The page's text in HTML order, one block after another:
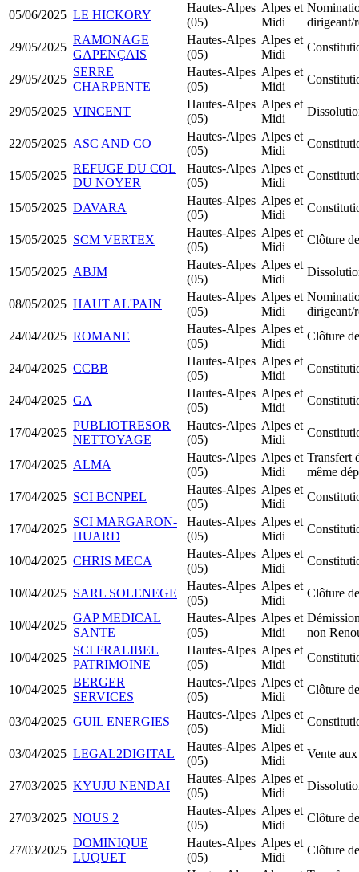
05/06/2025 LE HICKORY
Hautes-Alpes
(05)
Alpes et
Midi
dirigeant/
29/05/2025
RAMONAGE
GAPENÇAIS
Hautes-Alpes
(05)
Alpes et
Midi
29/05/2025
SERRE
CHARPENTE
Hautes-Alpes
(05)
Alpes et
Midi
29/05/2025 VINCENT
Hautes-Alpes
(05)
Alpes et
Midi
22/05/2025 ASC AND CO
Hautes-Alpes
(05)
Alpes et
Midi
15/05/2025
REFUGE DU COL
DU NOYER
Hautes-Alpes
(05)
Alpes et
Midi
15/05/2025 DAVARA
Hautes-Alpes
(05)
Alpes et
Midi
15/05/2025 SCM VERTEX
Hautes-Alpes
(05)
Alpes et
Midi
Clôture
15/05/2025 ABJM
Hautes-Alpes
(05)
Alpes et
Midi
08/05/2025 HAUT AL'PAIN
Hautes-Alpes
(05)
Alpes et
Midi
dirigeant/
24/04/2025 ROMANE
Hautes-Alpes
(05)
Alpes et
Midi
Clôture
24/04/2025 CCBB
Hautes-Alpes
(05)
Alpes et
Midi
24/04/2025 GA
Hautes-Alpes
(05)
Alpes et
Midi
17/04/2025
PUBLIOTRESOR
NETTOYAGE
Hautes-Alpes
(05)
Alpes et
Midi
17/04/2025 ALMA
Hautes-Alpes
(05)
Alpes et
Midi
Transfert
même
17/04/2025 SCI BCNPEL
Hautes-Alpes
(05)
Alpes et
Midi
17/04/2025
SCI MARGARON-
HUARD
Hautes-Alpes
(05)
Alpes et
Midi
10/04/2025 CHRIS MECA
Hautes-Alpes
(05)
Alpes et
Midi
10/04/2025 SARL SOLENEGE
Hautes-Alpes
(05)
Alpes et
Midi
Clôture
10/04/2025
GAP MEDICAL
SANTE
Hautes-Alpes
(05)
Alpes et
Midi
non
10/04/2025
SCI FRALIBEL
PATRIMOINE
Hautes-Alpes
(05)
Alpes et
Midi
10/04/2025
BERGER
SERVICES
Hautes-Alpes
(05)
Alpes et
Midi
Clôture
03/04/2025 GUIL ENERGIES
Hautes-Alpes
(05)
Alpes et
Midi
03/04/2025 LEGAL2DIGITAL
Hautes-Alpes
(05)
Alpes et
Midi
Vente
27/03/2025 KYUJU NENDAI
Hautes-Alpes
(05)
Alpes et
Midi
27/03/2025 NOUS 2
Hautes-Alpes
(05)
Alpes et
Midi
Clôture
27/03/2025
DOMINIQUE
LUQUET
Hautes-Alpes
(05)
Alpes et
Midi
Clôture